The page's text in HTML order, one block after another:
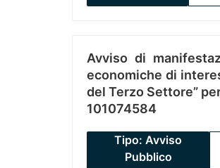
Avviso di
economiche di
del Terzo Settore”
101074584
Tipo: Avviso
Pubblico